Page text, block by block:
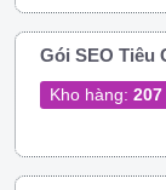
Gói SEO Tiêu
Kho hàng: 207